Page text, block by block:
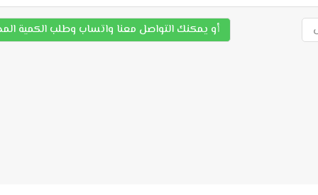
أو يمكنك التواصل معنا واتساب وطلب الكمية